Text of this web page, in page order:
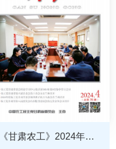
《甘肃农工》2024年第4